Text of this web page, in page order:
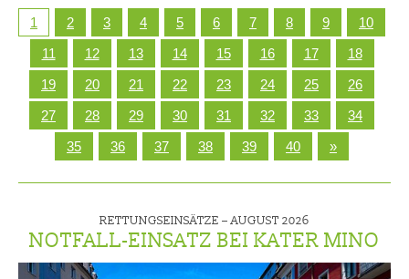
1 2 3 4 5 6 7 8 9
10
11
12 13 14 15 16 17
18
19
20 21 22 23 24 25
26
27
28 29 30 31 32 33
34
35
36 37 38 39 40 »
RETTUNGSEINSÄTZE –AUGUST 2026
NOTFALL-EINSATZ BEI KATER MINO